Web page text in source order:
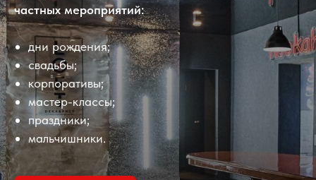
частных мероприятий:
дни рождения;
свадьбы;
корпоративы;
мастер-классы;
праздники;
мальчишники.